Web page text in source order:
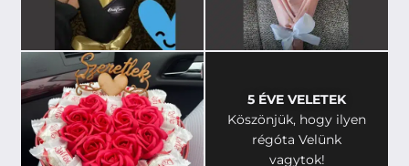
5 ÉVE VELETEK
Köszönjük, hogy ilyen
régóta Velünk
vagytok!